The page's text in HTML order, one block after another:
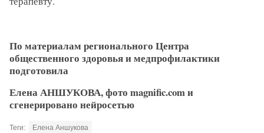
По материалам регионального Центра
общественного здоровья и медпрофилактики
подготовила
Елена АНШУКОВА, фото magnific.com и
сгенерировано нейросетью
Теги: Елена Аншукова